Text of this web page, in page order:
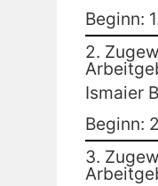
Beginn:
2.
Ismaier
Beginn:
3.